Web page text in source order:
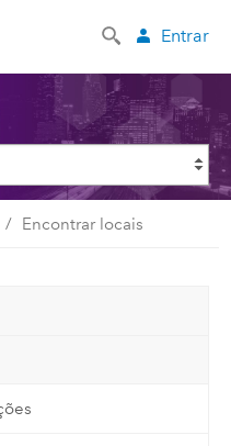
Entrar
Encontrar locais